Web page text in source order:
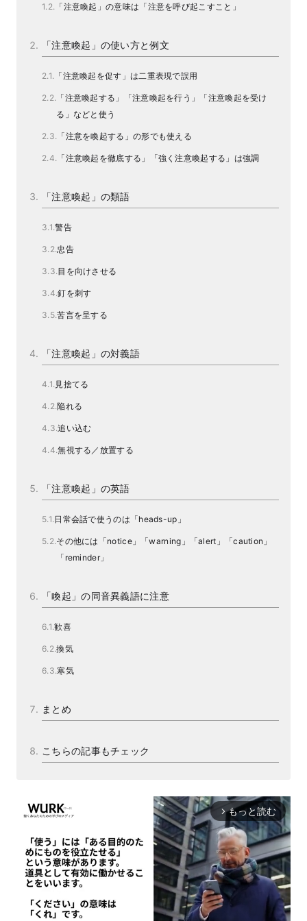
「注意喚起」の意味は「注意を呼び起こすこと」
「注意喚起」の使い方と例文
「注意喚起を促す」は二重表現で誤用
「注意喚起する」「注意喚起を行う」「注意喚起を受け
る」などと使う
「注意を喚起する」の形でも使える
「注意喚起を徹底する」「強く注意喚起する」は強調
「注意喚起」の類語
警告
忠告
目を向けさせる
釘を刺す
苦言を呈する
「注意喚起」の対義語
見捨てる
陥れる
追い込む
無視する／放置する
「注意喚起」の英語
日常会話で使うのは「heads-up」
その他には「notice」「warning」「alert」「caution」
「reminder」
「喚起」の同音異義語に注意
歓喜
換気
寒気
まとめ
こちらの記事もチェック
arrow_forward_ios もっと読む